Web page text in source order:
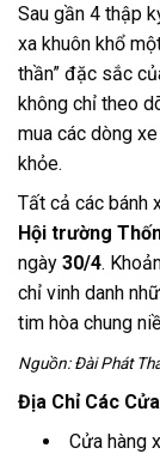
Sau gần 4 thập
xa khuôn khổ
thần” đặc sắc
không chỉ theo
mua các dòng
khỏe.
Tất cả các bánh
Hội trường
ngày 30/4.
chỉ vinh danh
tim hòa chung
Nguồn: Đài Phát
Địa Chỉ Các
Cửa hàng